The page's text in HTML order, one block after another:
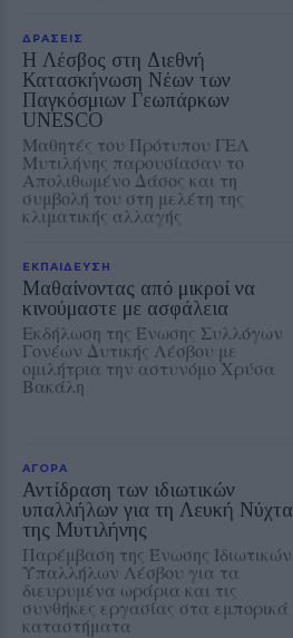
ΔΡΑΣΕΙΣ
Η Λέσβος στη Διεθνή
Κατασκήνωση Νέων των
Παγκόσμιων Γεωπάρκων
UNESCO
Μαθητές του Πρότυπου ΓΕΛ
Μυτιλήνης παρουσίασαν το
Απολιθωμένο Δάσος και τη
συμβολή του στη μελέτη της
κλιματικής αλλαγής
ΕΚΠΑΙΔΕΥΣΗ
Μαθαίνοντας από μικροί να
κινούμαστε με ασφάλεια
Εκδήλωση της Ένωσης Συλλόγων
Γονέων Δυτικής Λέσβου με
ομιλήτρια την αστυνόμο Χρύσα
Βακάλη
ΑΓΟΡΑ
Αντίδραση των ιδιωτικών
υπαλλήλων για τη Λευκή Νύχτα
της Μυτιλήνης
Παρέμβαση της Ένωσης Ιδιωτικών
Υπαλλήλων Λέσβου για τα
διευρυμένα ωράρια και τις
συνθήκες εργασίας στα εμπορικά
καταστήματα